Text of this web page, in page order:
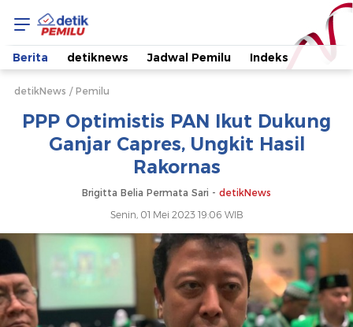
PPP
Optimistis
PAN
Ikut
Dukung
Ganjar
Capres,
Ungkit
Berita detiknews Jadwal Pemilu Indeks
detikNews Pemilu
PPP Optimistis PAN Ikut Dukung
Ganjar Capres, Ungkit Hasil
Rakornas
Brigitta Belia Permata Sari - detikNews
Senin, 01 Mei 2023 19:06 WIB